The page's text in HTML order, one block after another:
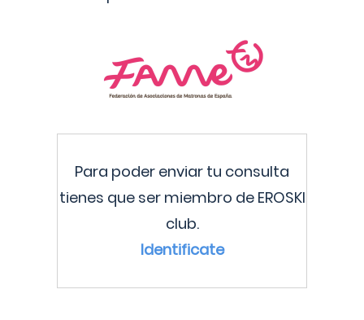
Para poder enviar tu consulta
tienes que ser miembro de EROSKI
club.
Identificate